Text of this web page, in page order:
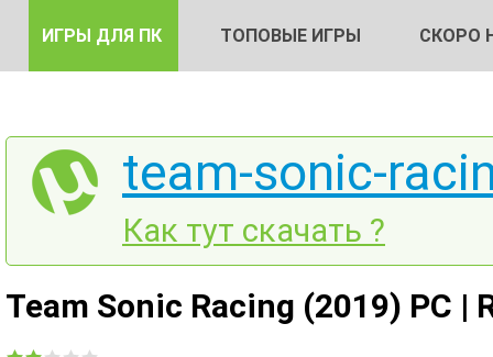
ИГРЫ ДЛЯ ПК ТОПОВЫЕ ИГРЫ СКОРО
team-sonic-
Как тут скачать ?
Team Sonic Racing (2019) PC |